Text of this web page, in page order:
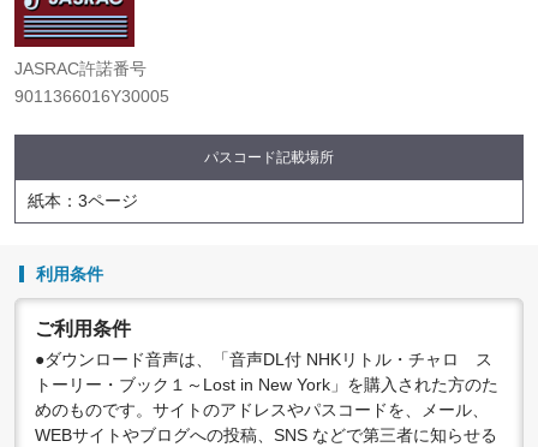
JASRAC許諾番号
9011366016Y30005
パスコード記載場所
紙本：3ページ
利用条件
ご利用条件
●ダウンロード音声は、「音声DL付 NHKリトル・チャロ ス
トーリー・ブック１～Lost in New York」を購入された方のた
めのものです。サイトのアドレスやパスコードを、メール、
WEBサイトやブログへの投稿、SNS などで第三者に知らせる